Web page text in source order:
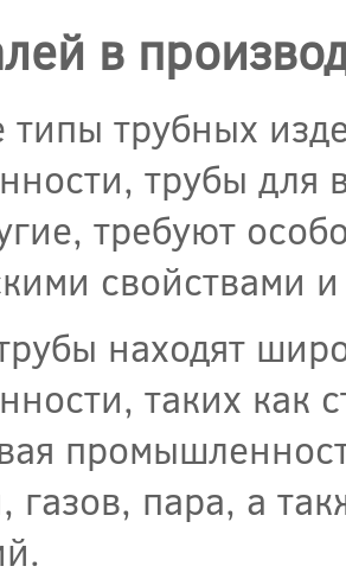
в
трубных
трубы для
требуют
свойствами
находят
таких как
газов, пара, а